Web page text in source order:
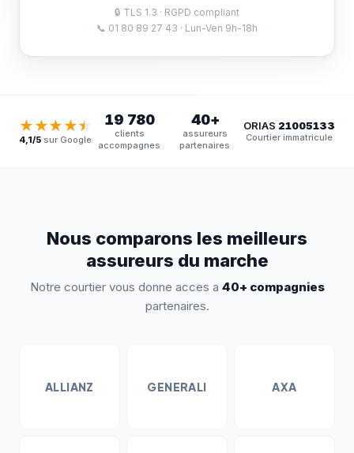
🔒 TLS 1.3 · RGPD compliant
📞 01 80 89 27 43 · Lun-Ven 9h-18h
★★★★★
4,1/5 sur Google
19 780
clients
accompagnes
40+
assureurs
partenaires
ORIAS 21005133
Courtier immatricule
Nous comparons les meilleurs
assureurs du marche
Notre courtier vous donne acces a 40+ compagnies
partenaires.
ALLIANZ GENERALI AXA